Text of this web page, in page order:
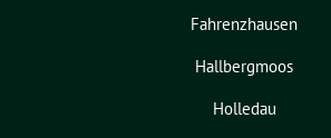
Fahrenzhausen
Hallbergmoos
Holledau